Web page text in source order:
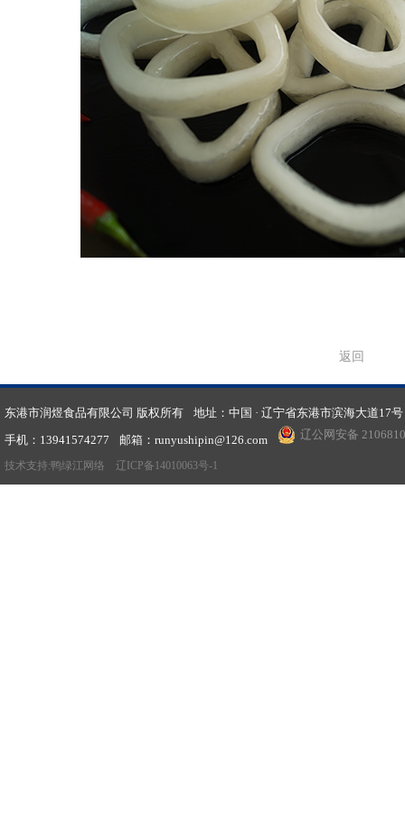
返回
东港市润煜食品有限公司 版权所有
地址：中国 · 辽宁省东港市滨海大道17号
手机：13941574277
邮箱： runyushipin@126.com 辽公网安备
技术支持:鸭绿江网络 辽ICP备14010063号-1